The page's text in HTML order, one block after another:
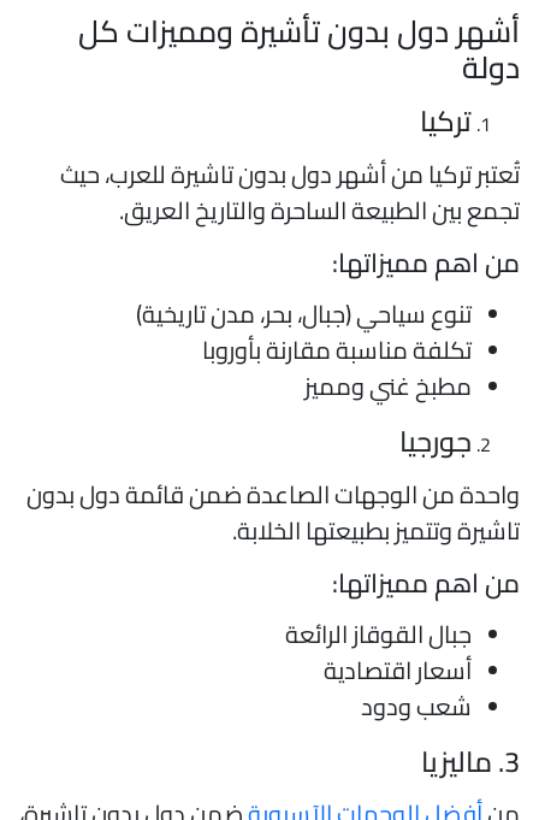
دول بدون تأشيرة ومميزات كل
تركيا
تركيا من أشهر دول بدون تاشيرة للعرب، حيث
بين الطبيعة الساحرة والتاريخ العريق.
اهم مميزاتها:
تنوع سياحي (جبال، بحر، مدن تاريخية)
تكلفة مناسبة مقارنة بأوروبا
مطبخ غني ومميز
جورجيا
من الوجهات الصاعدة ضمن قائمة دول بدون
وتتميز بطبيعتها الخلابة.
اهم مميزاتها:
جبال القوقاز الرائعة
أسعار اقتصادية
شعب ودود